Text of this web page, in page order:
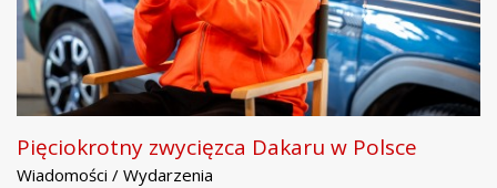
Pięciokrotny zwycięzca Dakaru w Polsce
Wiadomości / Wydarzenia